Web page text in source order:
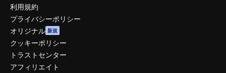
利用規約
プライバシーポリシー
オリジナル 新規
クッキーポリシー
トラストセンター
アフィリエイト